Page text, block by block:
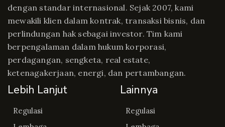
dengan standar internasional. Sejak 2007, kami
mewakili klien dalam kontrak, transaksi bisnis, dan
perlindungan hak sebagai investor. Tim kami
berpengalaman dalam hukum korporasi,
perdagangan, sengketa, real estate,
ketenagakerjaan, energi, dan pertambangan.
Lebih Lanjut
Regulasi
Lainnya
Regulasi